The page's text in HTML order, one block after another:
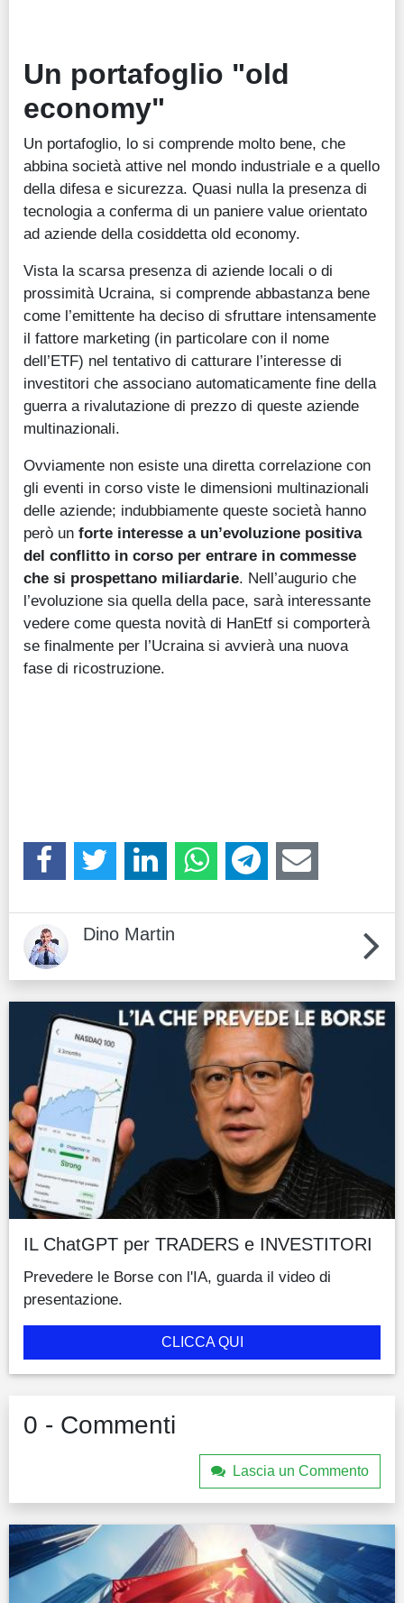
Un portafoglio "old
economy"
Un portafoglio, lo si comprende molto bene, che
abbina società attive nel mondo industriale e a quello
della difesa e sicurezza. Quasi nulla la presenza di
tecnologia a conferma di un paniere value orientato
ad aziende della cosiddetta old economy.
Vista la scarsa presenza di aziende locali o di
prossimità Ucraina, si comprende abbastanza bene
come l’emittente ha deciso di sfruttare intensamente
il fattore marketing (in particolare con il nome
dell’ETF) nel tentativo di catturare l’interesse di
investitori che associano automaticamente fine della
guerra a rivalutazione di prezzo di queste aziende
multinazionali.
Ovviamente non esiste una diretta correlazione con
gli eventi in corso viste le dimensioni multinazionali
delle aziende; indubbiamente queste società hanno
però un forte interesse a un’evoluzione positiva
del conflitto in corso per entrare in commesse
che si prospettano miliardarie. Nell’augurio che
l’evoluzione sia quella della pace, sarà interessante
vedere come questa novità di HanEtf si comporterà
se finalmente per l’Ucraina si avvierà una nuova
fase di ricostruzione.
Dino Martin
IL ChatGPT per TRADERS e INVESTITORI
Prevedere le Borse con l'IA, guarda il video di
presentazione.
CLICCA QUI
0 - Commenti
Lascia un Commento